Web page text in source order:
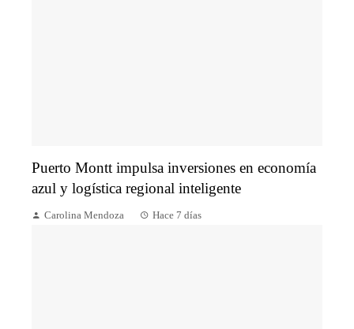
Puerto Montt impulsa inversiones en economía
azul y logística regional inteligente
Carolina Mendoza Hace 7 días